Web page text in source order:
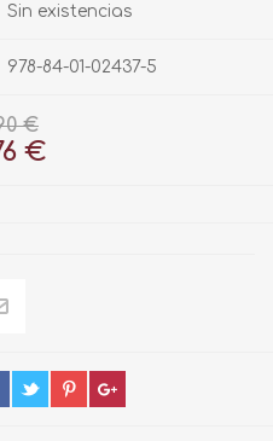
Sin existencias
978-84-01-02437-5
€
€